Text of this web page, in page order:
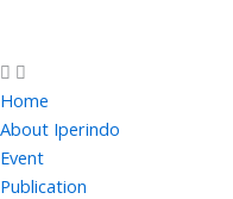
content
Home
About Iperindo
Event
Publication